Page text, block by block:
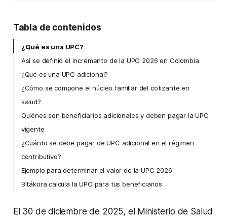
¿Qué es una UPC?
Así se definió el incremento de la UPC 2026 en Colombia​
¿Qué es una UPC adicional?
¿Cómo se compone el núcleo familiar del cotizante en
salud?
Quiénes son beneficiarios adicionales y deben pagar la UPC
vigente
¿Cuánto se debe pagar de UPC adicional en el régimen
contributivo?
Ejemplo para determinar el valor de la UPC 2026
Bitákora calcula la UPC para tus beneficiarios
El 30 de diciembre de 2025, el Ministerio de Salud